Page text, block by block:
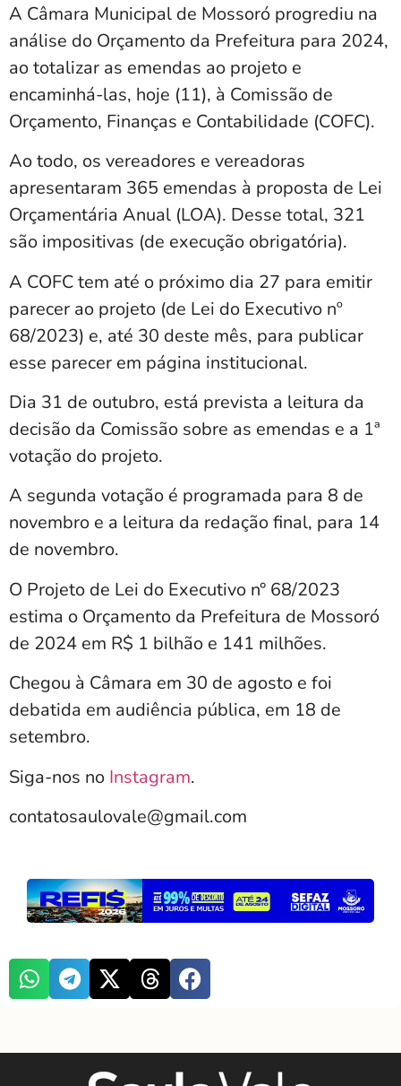
A Câmara Municipal de Mossoró progrediu na
análise do Orçamento da Prefeitura para 2024,
ao totalizar as emendas ao projeto e
encaminhá-las, hoje (11), à Comissão de
Orçamento, Finanças e Contabilidade (COFC).
Ao todo, os vereadores e vereadoras
apresentaram 365 emendas à proposta de Lei
Orçamentária Anual (LOA). Desse total, 321
são impositivas (de execução obrigatória).
A COFC tem até o próximo dia 27 para emitir
parecer ao projeto (de Lei do Executivo nº
68/2023) e, até 30 deste mês, para publicar
esse parecer em página institucional.
Dia 31 de outubro, está prevista a leitura da
decisão da Comissão sobre as emendas e a 1ª
votação do projeto.
A segunda votação é programada para 8 de
novembro e a leitura da redação final, para 14
de novembro.
O Projeto de Lei do Executivo n° 68/2023
estima o Orçamento da Prefeitura de Mossoró
de 2024 em R$ 1 bilhão e 141 milhões.
Chegou à Câmara em 30 de agosto e foi
debatida em audiência pública, em 18 de
setembro.
Siga-nos no Instagram.
contatosaulovale@gmail.com